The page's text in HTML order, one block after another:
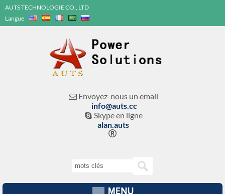
AUTS TECHNOLOGIE CO., LTD
Langue
 Envoyez-nous un email
info@auts.cc
 Skype en ligne
alan.auts
